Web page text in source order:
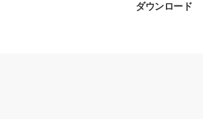
ダウンロード